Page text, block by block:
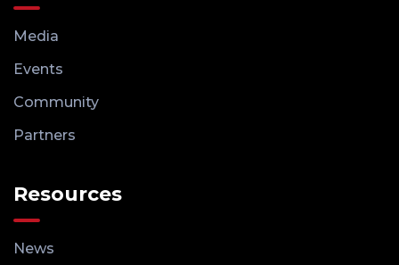
Media
Events
Community
Partners
Resources
News